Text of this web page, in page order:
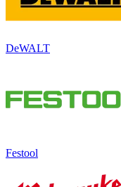
DeWALT
Festool